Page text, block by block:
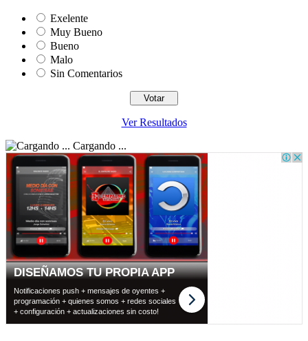
Exelente
Muy Bueno
Bueno
Malo
Sin Comentarios
Ver Resultados
Cargando ...